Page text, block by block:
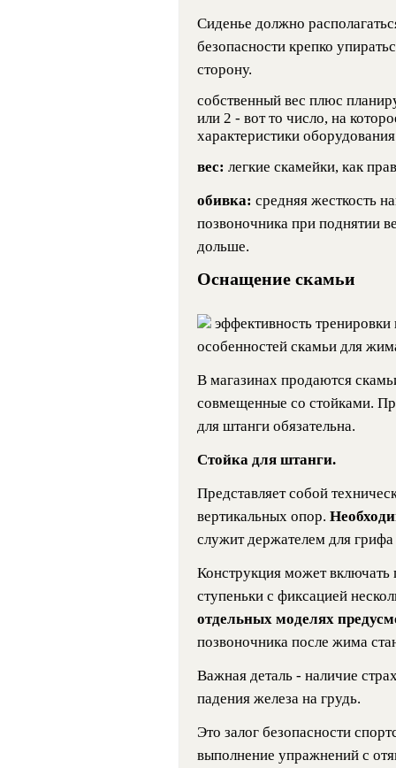
Сиденье должно
безопасности крепко
сторону.
собственный вес плюс
или 2 - вот то число, на
характеристики
вес: легкие скамейки, как
обивка: средняя жесткость
позвоночника при поднятии
дольше.
Оснащение скамьи
эффективность
особенностей скамьи для
В магазинах продаются
совмещенные со стойками.
для штанги обязательна.
Стойка для штанги.
Представляет собой
вертикальных опор.
служит держателем для
Конструкция может
ступеньки с фиксацией
отдельных моделях
позвоночника после жима
Важная деталь - наличие
падения железа на грудь.
Это залог безопасности
выполнение упражнений с